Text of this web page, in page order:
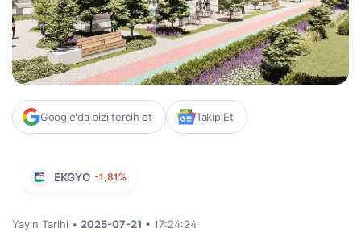
Google'da bizi tercih et Takip Et
EKGYO -1,81%
Yayın Tarihi • 2025-07-21 • 17:24:24